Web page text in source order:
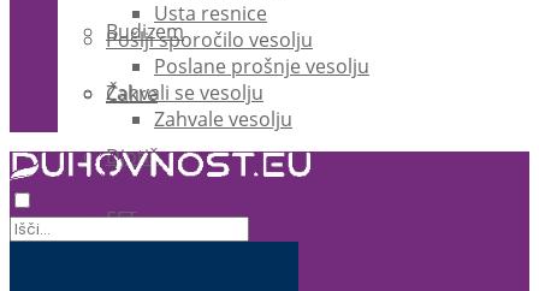
Budizem
Čakre
Djotiš
EFT
Usta resnice
Pošlji sporočilo vesolju
Poslane prošnje vesolju
Zahvali se vesolju
Zahvale vesolju